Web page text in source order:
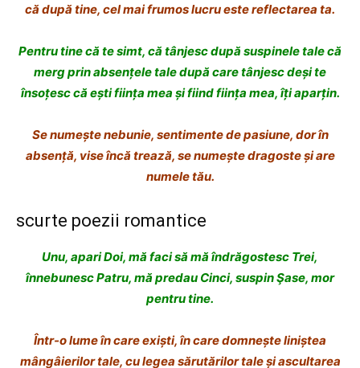
că după tine, cel mai frumos lucru este reflectarea ta.
Pentru tine că te simt, că tânjesc după suspinele talecă
merg prin absențele tale după care tânjesc deși te
însoțesccă ești ființa mea și fiind ființa mea, îți aparțin.
Se numește nebunie, sentimente de pasiune, dor în
absență, vise încă trează, se numește dragosteși are
numele tău.
scurte poezii romantice
Unu, apariDoi, mă faci să mă îndrăgostesc Trei,
înnebunescPatru, mă predau Cinci, suspinŞase, mor
pentru tine.
Într-o lume în care exiști, în care domnește liniștea
mângâierilor tale, cu legea sărutărilor taleși ascultarea